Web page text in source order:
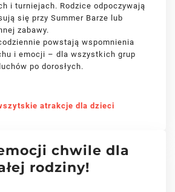
i turniejach. Rodzice odpoczywają
się przy Summer Barze lub
zabawy.
powstają wspomnienia
i emocji – dla wszystkich grup
po dorosłych.
atrakcje dla dzieci
chwile dla
rodziny!